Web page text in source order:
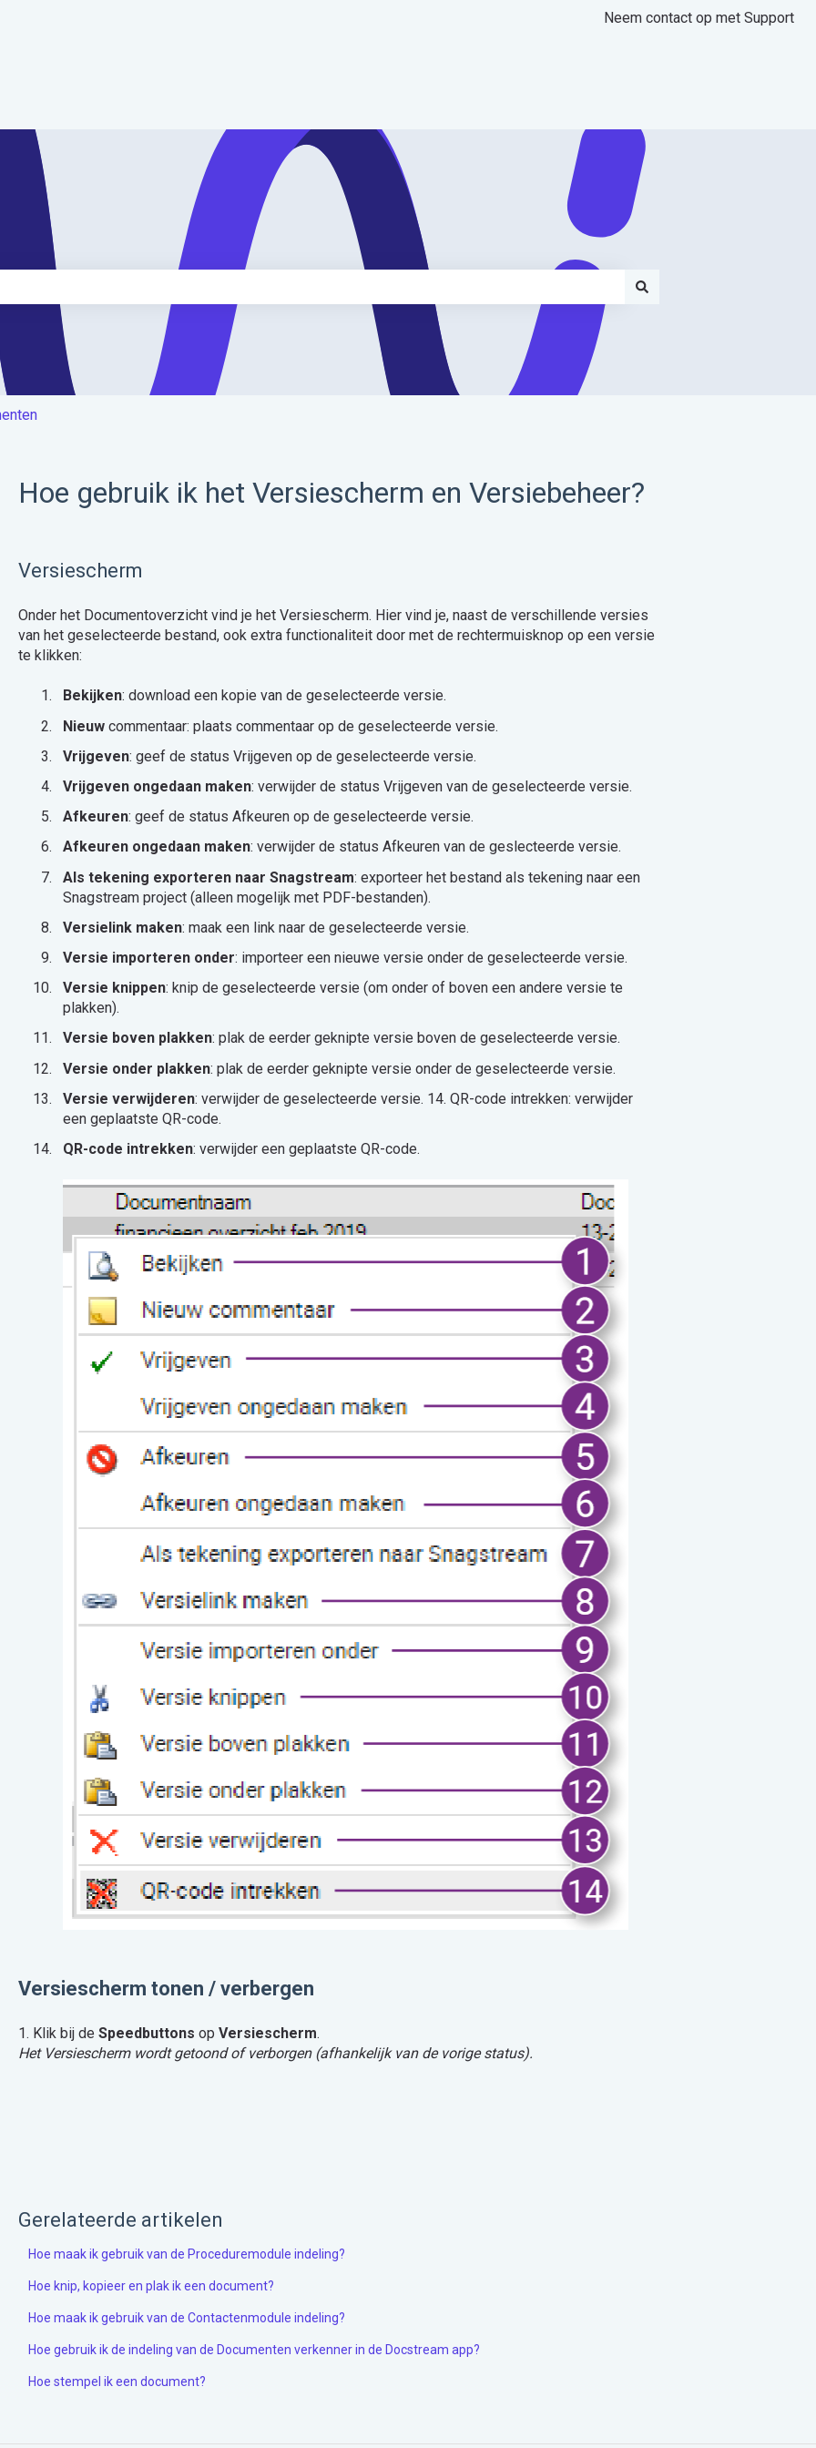
Neem contact op met Support
is leeg.
Hoe gebruik ik het Versiescherm en Versiebeheer?
Versiescherm
Onder het Documentoverzicht vind je het Versiescherm. Hier vind je, naast de verschillende versies
van het geselecteerde bestand, ook extra functionaliteit door met de rechtermuisknop op een versie
te klikken:
Bekijken: download een kopie van de geselecteerde versie.
Nieuw commentaar: plaats commentaar op de geselecteerde versie.
Vrijgeven: geef de status Vrijgeven op de geselecteerde versie.
Vrijgeven ongedaan maken: verwijder de status Vrijgeven van de geselecteerde versie.
Afkeuren: geef de status Afkeuren op de geselecteerde versie.
Afkeuren ongedaan maken: verwijder de status Afkeuren van de geslecteerde versie.
Als tekening exporteren naar Snagstream: exporteer het bestand als tekening naar een
Snagstream project (alleen mogelijk met PDF-bestanden).
Versielink maken: maak een link naar de geselecteerde versie.
Versie importeren onder: importeer een nieuwe versie onder de geselecteerde versie.
Versie knippen: knip de geselecteerde versie (om onder of boven een andere versie te
plakken).
Versie boven plakken: plak de eerder geknipte versie boven de geselecteerde versie.
Versie onder plakken: plak de eerder geknipte versie onder de geselecteerde versie.
Versie verwijderen: verwijder de geselecteerde versie. 14. QR-code intrekken: verwijder
een geplaatste QR-code.
QR-code intrekken: verwijder een geplaatste QR-code.
Versiescherm tonen / verbergen
1. Klik bij de Speedbuttons op Versiescherm.
Het Versiescherm wordt getoond of verborgen (afhankelijk van de vorige status).
Gerelateerde artikelen
Hoe maak ik gebruik van de Proceduremodule indeling?
Hoe knip, kopieer en plak ik een document?
Hoe maak ik gebruik van de Contactenmodule indeling?
Hoe gebruik ik de indeling van de Documenten verkenner in de Docstream app?
Hoe stempel ik een document?